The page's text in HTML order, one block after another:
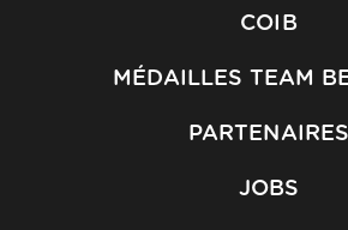
COIB
MÉDAILLES TEAM
PARTENAIRES
JOBS